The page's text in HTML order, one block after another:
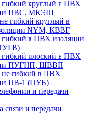
гибкий круглый в ПВХ
ПВС, МКЭШ
гибкий круглый в
NYM, КВВГ
гибкий в ПВХ изоляции
гибкий плоский в ПВХ
ПУГНП, ШВВП
не гибкий в ПВХ
ПВ-1 (ПУВ)
и передачи
связи и передачи